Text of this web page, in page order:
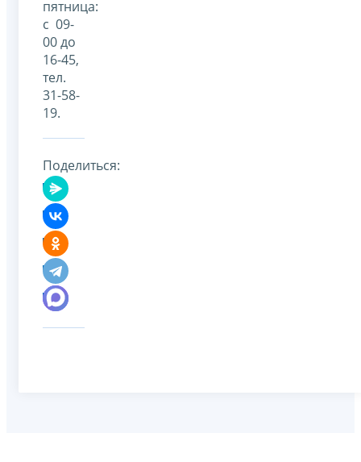
пятница:
с 09-
00 до
16-45,
тел.
31-58-
19.
Поделиться: